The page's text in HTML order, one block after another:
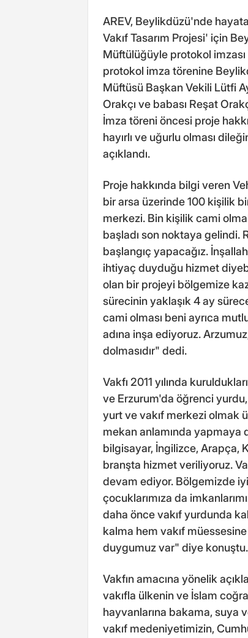
AREV, Beylikdüzü'nde
Vakıf Tasarım Projesi' için
Müftülüğüyle protokol
protokol imza törenine
Müftüsü Başkan Vekili Lütfi
Orakçı ve babası Reşat
İmza töreni öncesi proje
hayırlı ve uğurlu olması
açıklandı.
Proje hakkında bilgi veren
bir arsa üzerinde 100 kişilik
merkezi. Bin kişilik cami
başladı son noktaya gelindi.
başlangıç yapacağız.
ihtiyaç duyduğu hizmet
olan bir projeyi bölgemize
sürecinin yaklaşık 4 ay
cami olması beni ayrıca
adına inşa ediyoruz.
dolmasıdır" dedi.
Vakfı 2011 yılında
ve Erzurum'da öğrenci
yurt ve vakıf merkezi olmak
mekan anlamında yapmaya
bilgisayar, İngilizce, Arapça,
branşta hizmet veriliyoruz.
devam ediyor. Bölgemizde
çocuklarımıza da
daha önce vakıf yurdunda
kalma hem vakıf
duygumuz var" diye konuştu.
Vakfın amacına yönelik
vakıfla ülkenin ve İslam
hayvanlarına bakama, suya
vakıf medeniyetimizin,